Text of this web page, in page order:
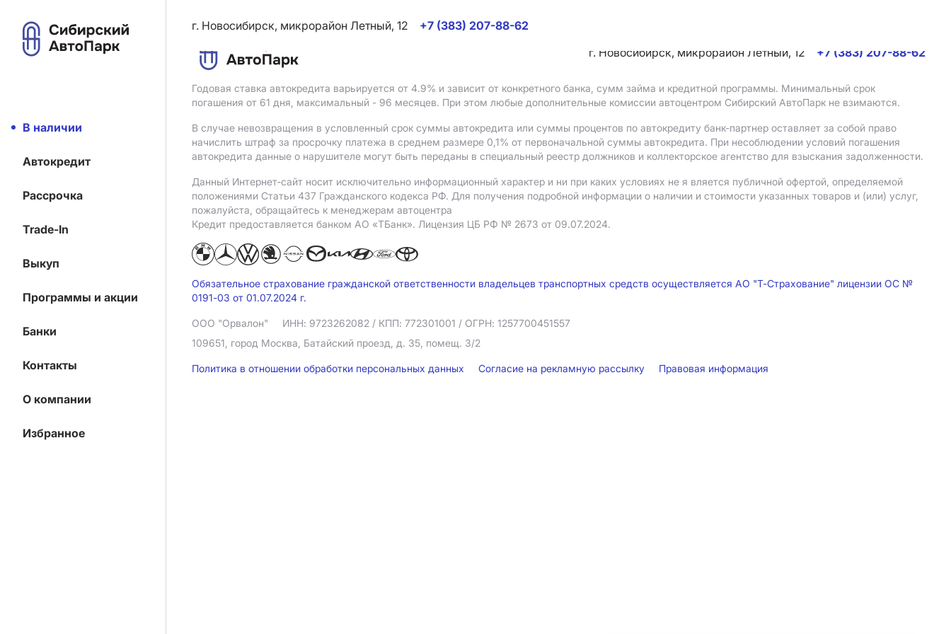
В наличии
Автокредит
Рассрочка
Trade-In
Выкуп
Программы и акции
Банки
Контакты
О компании
Избранное
г. Новосибирск, микрорайон Летный, 12
+7 (383) 207-88-62
г. Новосибирск, микрорайон Летный, 12
+7 (383) 207-88-62
Годовая ставка автокредита варьируется от 4.9% и зависит от конкретного банка, сумм займа и кредитной программы. Минимальный срок
погашения от 61 дня, максимальный - 96 месяцев. При этом любые дополнительные комиссии автоцентром Сибирский АвтоПарк не взимаются.
В случае невозвращения в условленный срок суммы автокредита или суммы процентов по автокредиту банк-партнер оставляет за собой право
начислить штраф за просрочку платежа в среднем размере 0,1% от первоначальной суммы автокредита. При несоблюдении условий погашения
автокредита данные о нарушителе могут быть переданы в специальный реестр должников и коллекторское агентство для взыскания задолженности.
Данный Интернет-сайт носит исключительно информационный характер и ни при каких условиях не я вляется публичной офертой, определяемой
положениями Статьи 437 Гражданского кодекса РФ. Для получения подробной информации о наличии и стоимости указанных товаров и (или) услуг,
пожалуйста, обращайтесь к менеджерам автоцентра
Кредит предоставляется банком АO «ТБанк». Лицензия ЦБ РФ № 2673 от 09.07.2024.
Обязательное страхование гражданской ответственности владельцев транспортных средств осуществляется АО "Т-Страхование" лицензии ОС №
0191-03 от 01.07.2024 г.
ООО "Орвалон" ИНН: 9723262082 / КПП: 772301001 / ОГРН: 1257700451557
109651, город Москва, Батайский проезд, д. 35, помещ. 3/2
Политика в отношении обработки персональных данных Согласие на рекламную рассылку Правовая информация